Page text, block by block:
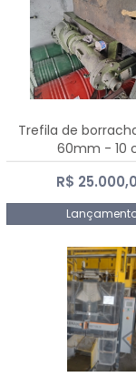
Trefila de
60mm - 10
R$